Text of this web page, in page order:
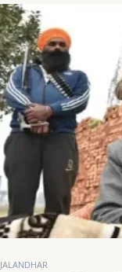
JALANDHAR